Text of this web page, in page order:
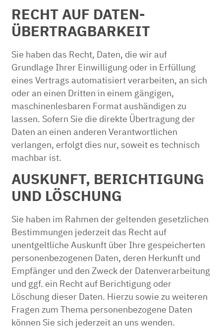
RECHT AUF DATEN­
ÜBERTRAG­BARKEIT
Sie haben das Recht, Daten, die wir auf
Grundlage Ihrer Einwilligung oder in Erfüllung
eines Vertrags automatisiert verarbeiten, an sich
oder an einen Dritten in einem gängigen,
maschinenlesbaren Format aushändigen zu
lassen. Sofern Sie die direkte Übertragung der
Daten an einen anderen Verantwortlichen
verlangen, erfolgt dies nur, soweit es technisch
machbar ist.
AUSKUNFT, BERICHTIGUNG
UND LÖSCHUNG
Sie haben im Rahmen der geltenden gesetzlichen
Bestimmungen jederzeit das Recht auf
unentgeltliche Auskunft über Ihre gespeicherten
personenbezogenen Daten, deren Herkunft und
Empfänger und den Zweck der Datenverarbeitung
und ggf. ein Recht auf Berichtigung oder
Löschung dieser Daten. Hierzu sowie zu weiteren
Fragen zum Thema personenbezogene Daten
können Sie sich jederzeit an uns wenden.